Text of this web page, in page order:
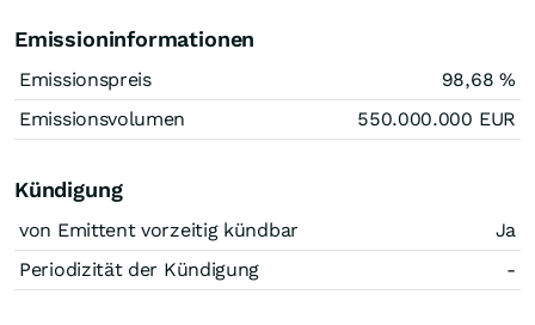
Emissioninformationen
Emissionspreis 98,68 %
Emissionsvolumen
550.000.000 EUR
Kündigung
von Emittent vorzeitig kündbar
Ja
Periodizität der Kündigung
-